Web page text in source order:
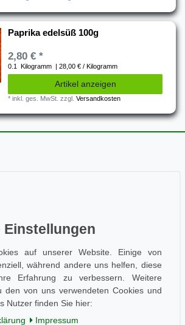
Paprika edelsüß 100g
2,80 € *
0.1 Kilogramm | 28,00 € / Kilogramm
Artikel anzeigen
*inkl. ges. MwSt. zzgl.Versandkosten
auf unserer Website. Einige von
während andere uns helfen, diese
Erfahrung zu verbessern. Weitere
den von uns verwendeten Cookies und
Nutzer finden Sie hier:
Impressum